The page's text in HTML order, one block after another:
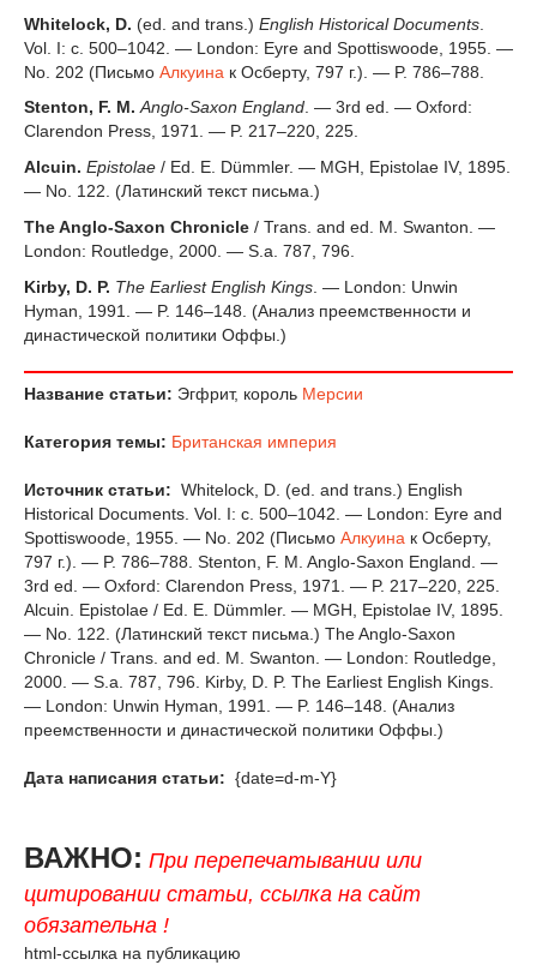
Whitelock, D. (ed. and trans.) English Historical Documents
Vol. I: c. 500–1042. — London: Eyre and Spottiswoode, 1955. —
No. 202 (Письмо Алкуина к Осберту, 797 г.). — P. 786–788.
Stenton, F. M. Anglo-Saxon England. — 3rd ed. — Oxford:
Clarendon Press, 1971. — P. 217–220, 225.
Alcuin. Epistolae / Ed. E. Dümmler. — MGH, Epistolae IV, 1895.
— No. 122. (Латинский текст письма.)
The Anglo-Saxon Chronicle / Trans. and ed. M. Swanton. —
London: Routledge, 2000. — S.a. 787, 796.
Kirby, D. P. The Earliest English Kings . — London: Unwin
Hyman, 1991. — P. 146–148. (Анализ преемственности и
династической политики Оффы.)
Название статьи: Эгфрит, король Мерсии
Категория темы: Британская империя
Источник статьи: Whitelock, D. (ed. and trans.) English
Historical Documents. Vol. I: c. 500–1042. — London: Eyre and
Spottiswoode, 1955. — No. 202 (Письмо Алкуина к Осберту,
797 г.). — P. 786–788. Stenton, F. M. Anglo-Saxon England. —
3rd ed. — Oxford: Clarendon Press, 1971. — P. 217–220, 225.
Alcuin. Epistolae / Ed. E. Dümmler. — MGH, Epistolae IV, 1895.
— No. 122. (Латинский текст письма.) The Anglo-Saxon
Chronicle / Trans. and ed. M. Swanton. — London: Routledge,
2000. — S.a. 787, 796. Kirby, D. P. The Earliest English Kings.
— London: Unwin Hyman, 1991. — P. 146–148. (Анализ
преемственности и династической политики Оффы.)
Дата написания статьи: {date=d-m-Y}
ВАЖНО: При перепечатывании или
цитировании статьи, ссылка на сайт
обязательна !
html-ссылка на публикацию